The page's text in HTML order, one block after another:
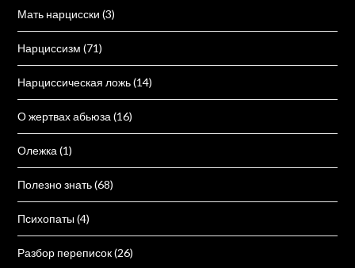
Мать нарцисски (3)
Нарциссизм (71)
Нарциссическая ложь(14)
О жертвах абьюза (16)
Олежка (1)
Полезно знать(68)
Психопаты(4)
Разбор переписок(26)